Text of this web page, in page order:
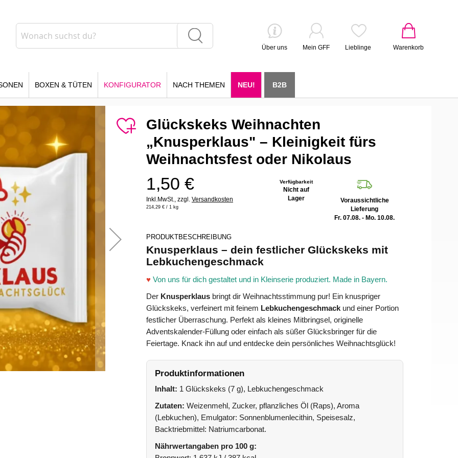
Warenkorb
Über uns Mein GFF Lieblinge
BOXEN & TÜTEN KONFIGURATOR NACH THEMEN NEU! B2B
Glückskeks Weihnachten
„Knusperklaus" – Kleinigkeit fürs
Weihnachtsfest oder Nikolaus
1,50 €
Inkl.MwSt., zzgl. Versandkosten
214,29 € / 1 kg
Verfügbarkeit
Nicht auf
Lager
Voraussichtliche
Lieferung
Fr. 07.08. - Mo. 10.08.
PRODUKTBESCHREIBUNG
Knusperklaus – dein festlicher Glückskeks mit
Lebkuchengeschmack
♥ Von uns für dich gestaltet und in Kleinserie produziert. Made in Bayern.
Der Knusperklaus bringt dir Weihnachtsstimmung pur! Ein knuspriger
Glückskeks, verfeinert mit feinem Lebkuchengeschmack und einer Portion
festlicher Überraschung. Perfekt als kleines Mitbringsel, originelle
Adventskalender-Füllung oder einfach als süßer Glücksbringer für die
Feiertage. Knack ihn auf und entdecke dein persönliches Weihnachtsglück!
Produktinformationen
Inhalt: 1 Glückskeks (7 g), Lebkuchengeschmack
Zutaten: Weizenmehl, Zucker, pflanzliches Öl (Raps), Aroma
(Lebkuchen), Emulgator: Sonnenblumenlecithin, Speisesalz,
Backtriebmittel: Natriumcarbonat.
Nährwertangaben pro 100 g: